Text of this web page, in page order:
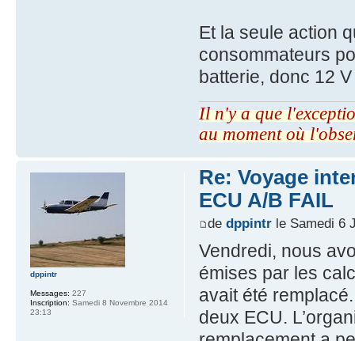
Et la seule action
consommateurs
batterie, donc 12
Il n'y a que
au moment où
Re: Voyage
ECU A/B FAIL
de dppintrle Samedi 6
Vendredi, nous
émises par les
avait été
deux ECU.
dppintr
Messages: 227
Inscription: Samedi 8 Novembre 2014
23:13